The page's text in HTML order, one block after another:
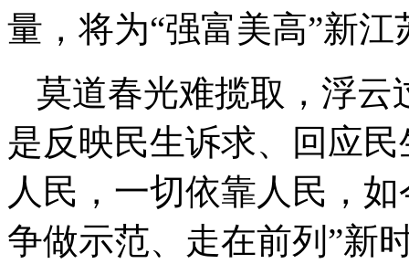
量，将为“强富美高”新
莫道春光难揽取，浮云
是反映民生诉求、回应
人民，一切依靠人民，
争做示范、走在前列”新